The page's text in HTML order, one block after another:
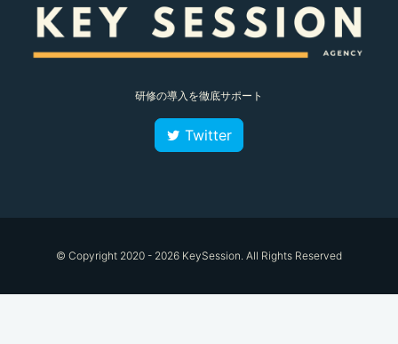
研修の導入を徹底サポート
Twitter
© Copyright 2020 - 2026 KeySession. All Rights Reserved